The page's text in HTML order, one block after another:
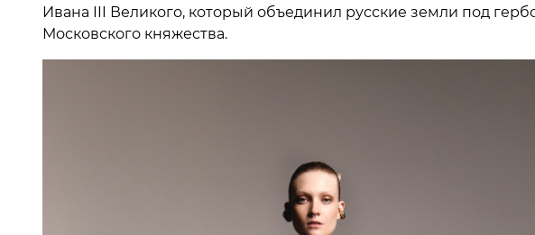
Ивана III Великого, который объединил русские земли под
Московского княжества.